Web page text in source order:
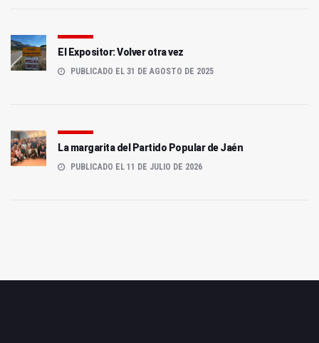
El Expositor: Volver otra vez
PUBLICADO EL 31 DE AGOSTO DE 2025
La margarita del Partido Popular de Jaén
PUBLICADO EL 11 DE JULIO DE 2026